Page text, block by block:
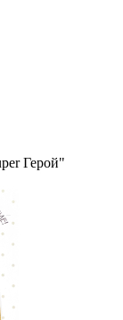
Герой"